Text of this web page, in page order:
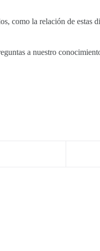
como la relación de
a nuestro